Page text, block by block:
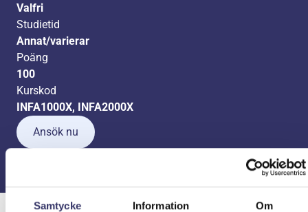
Samtycke Information Om
Valfri
Studietid
Annat/varierar
Poäng
100
Kurskod
INFA1000X, INFA2000X
Ansök nu